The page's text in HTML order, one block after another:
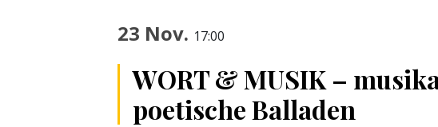
23 Nov. 17:00
WORT & MUSIK –
poetische Balladen